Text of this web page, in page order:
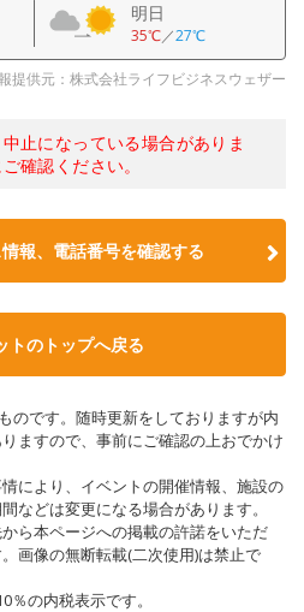
明日
35℃／27℃
提供元：株式会社ライフビジネスウェザー
止になっている場合がありま
確認ください。
報、電話番号を確認する
トのトップへ戻る
のです。随時更新をしておりますが内
ますので、事前にご確認の上おでかけ
により、イベントの開催情報、施設の
などは変更になる場合があります。
ら本ページへの掲載の許諾をいただ
画像の無断転載(二次使用)は禁止で
の内税表示です。